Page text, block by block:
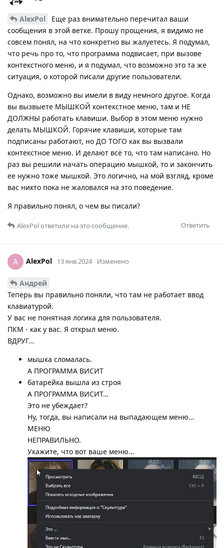
AlexPol
Еще раз внимательно перечитал ваши
сообщения в этой ветке. Прошу прощения, я видимо не
совсем понял, на что конкретно вы жалуетесь. Я подумал,
что речь про то, что программа подвисает, при вызове
контекстного меню, и я подумал, что возможно это та же
ситуация, о которой писали другие пользователи.
Однако, возможно вы имели в виду немного другое. Когда
вы вызвыете МЫШКОЙ контекстное меню, там и НЕ
ДОЛЖНЫ работать клавиши. Выбор в этом меню нужно
делать МЫШКОЙ. Горячие клавиши, которые там
подписаны работают, но ДО ТОГО как вы вызвали
контекстное меню. И делают всё то, что там написано. Но
раз вы решили начать операцию мышкой, то и закончить
ее нужно тоже мышкой. Это логично, на мой взгляд, кроме
вас никто пока не жаловался на это поведение.
Я правильно понял, о чем вы писали?
Ответить
AlexPolответили на это сообщение.
A AlexPol 13 янв 2024 Изменено
Андрей
Теперь вы правильно поняли, что там не работает ввод
клавиатурой.
У вас не понятная логика для пользователя.
ПКМ - как у вас. Я открыл меню.
ВДРУГ…
мышка сломалась.
А ПРОГРАММА ВИСИТ
батарейка вышла из строя
А ПРОГРАММА ВИСИТ…
Это не убеждает?
Ну, тогда, вы написали на выпадающем меню…
МЕНЮ
НЕПРАВИЛЬНО.
Укажите, что вот ваше меню…